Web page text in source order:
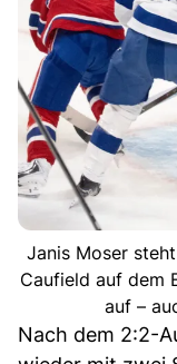
Janis Moser
Caufield auf dem
auf –
Nach dem 2:2-